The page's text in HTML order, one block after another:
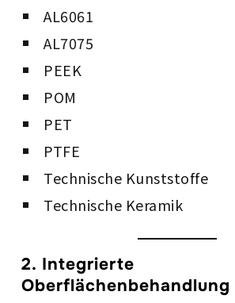
AL6061
AL7075
PEEK
POM
PET
PTFE
Technische Kunststoffe
Technische Keramik
2. Integrierte
Oberflächenbehandlung